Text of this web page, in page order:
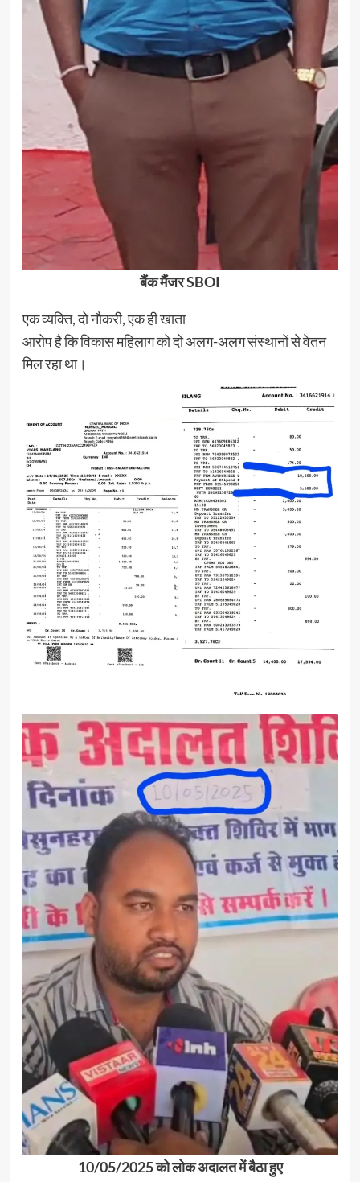
बैंक मैंजर SBOI
एक व्यक्ति, दो नौकरी, एक ही खाता
आरोप है कि विकास महिलाग को दो अलग-अलग संस्थानों से वेतन
मिल रहा था।
10/05/2025 को लोक अदालत में बैठा हुए